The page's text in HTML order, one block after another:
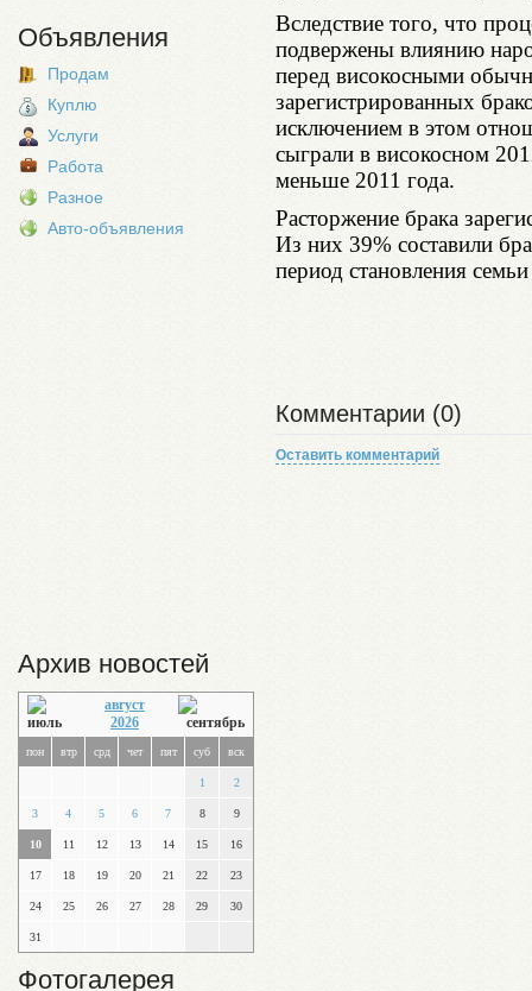
Объявления
Продам
Куплю
Услуги
Работа
Разное
Авто-объявления
Архив новостей
август
2026
пон втр срд чет пят суб вск
1 2
3 4 5 6 7 8 9
10 11 12 13 14 15 16
17 18 19 20 21 22 23
24 25 26 27 28 29 30
31
Фотогалерея
Вследствие того, что
подвержены влиянию
перед високосными
зарегистрированных
исключением в этом
сыграли в високосном
меньше 2011 года.
Расторжение брака
Из них 39% составили
период становления
Комментарии (0)
Оставить комментарий